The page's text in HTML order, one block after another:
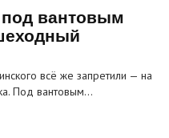
вантовым
всё же запретили — на
Под вантовым…